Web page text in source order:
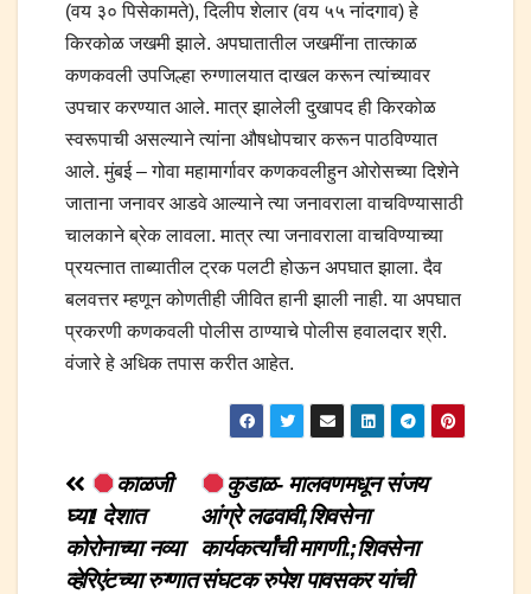
(वय ३० पिसेकामते), दिलीप शेलार (वय ५५ नांदगाव) हे
किरकोळ जखमी झाले. अपघातातील जखमींना तात्काळ
कणकवली उपजिल्हा रुग्णालयात दाखल करून त्यांच्यावर
उपचार करण्यात आले. मात्र झालेली दुखापद ही किरकोळ
स्वरूपाची असल्याने त्यांना औषधोपचार करून पाठविण्यात
आले. मुंबई – गोवा महामार्गावर कणकवलीहुन ओरोसच्या दिशेने
जाताना जनावर आडवे आल्याने त्या जनावराला वाचविण्यासाठी
चालकाने ब्रेक लावला. मात्र त्या जनावराला वाचविण्याच्या
प्रयत्नात ताब्यातील ट्रक पलटी होऊन अपघात झाला. दैव
बलवत्तर म्हणून कोणतीही जीवित हानी झाली नाही. या अपघात
प्रकरणी कणकवली पोलीस ठाण्याचे पोलीस हवालदार श्री.
वंजारे हे अधिक तपास करीत आहेत.
Post
navigation
कुडाळ- मालवणमधून संजय
आंग्रे लढवावी,शिवसेना
कार्यकर्त्यांची मागणी.;शिवसेना
संघटक रुपेश पावसकर यांची
काळजी
घ्या! देशात
कोरोनाच्या नव्या
व्हेरिएंटच्या रुग्णात